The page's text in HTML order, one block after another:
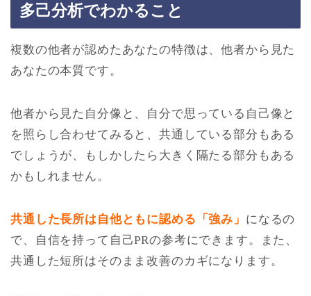
多己分析でわかること
複数の他者が認めたあなたの特徴は、他者から見た
あなたの本質です。
他者から見た自分像と、自分で思っている自己像と
を照らし合わせてみると、共通している部分もある
でしょうが、もしかしたら大きく隔たる部分もある
かもしれません。
共通した長所は自他ともに認める「強み」 になるの
で、自信を持って自己PRの参考にできます。また、
共通した短所はそのまま改善のカギになります。